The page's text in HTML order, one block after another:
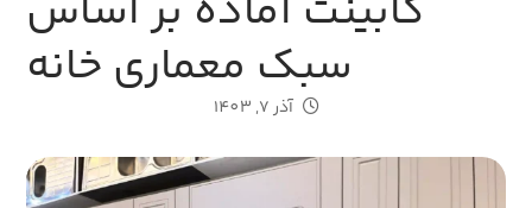
سبک معماری خانه
آذر 7, 1403